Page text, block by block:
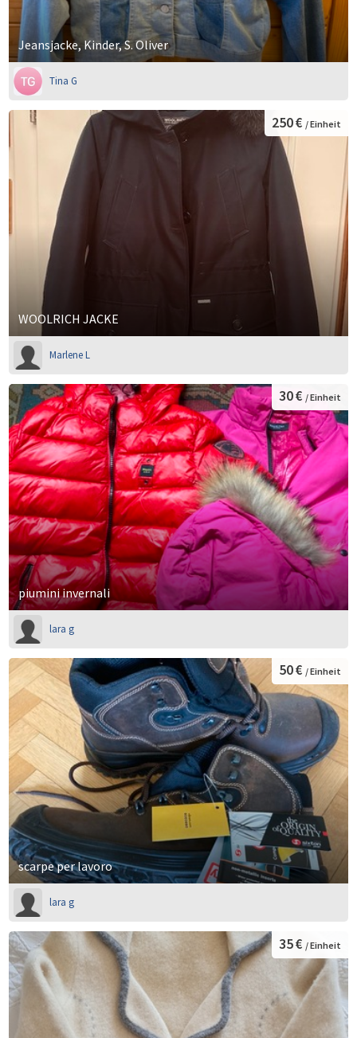
Jeansjacke, Kinder, S. Oliver
Tina G
WOOLRICH JACKE
250 € / Einheit
Marlene L
piumini invernali
30 € / Einheit
lara g
scarpe per lavoro
50 € / Einheit
lara g
35 € / Einheit